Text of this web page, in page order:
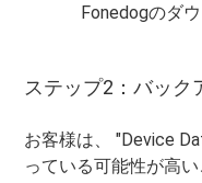
Fonedogのダ
ステップ2：バック
お客様は、 "Device
っている可能性が高